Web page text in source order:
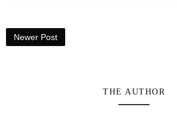
Newer Post
THE AUTHOR